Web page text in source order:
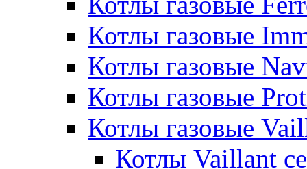
Котлы газовые
Котлы газовые
Котлы газовые
Котлы газовые
Котлы Vaillant